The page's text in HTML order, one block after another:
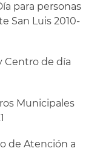
para personas
San Luis 2010-
Centro de día
Municipales
de Atención a